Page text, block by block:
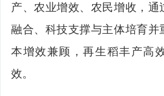
产、农业增效、农民增收，通
融合、科技支撑与主体培育并
本增效兼顾，再生稻丰产高
效。